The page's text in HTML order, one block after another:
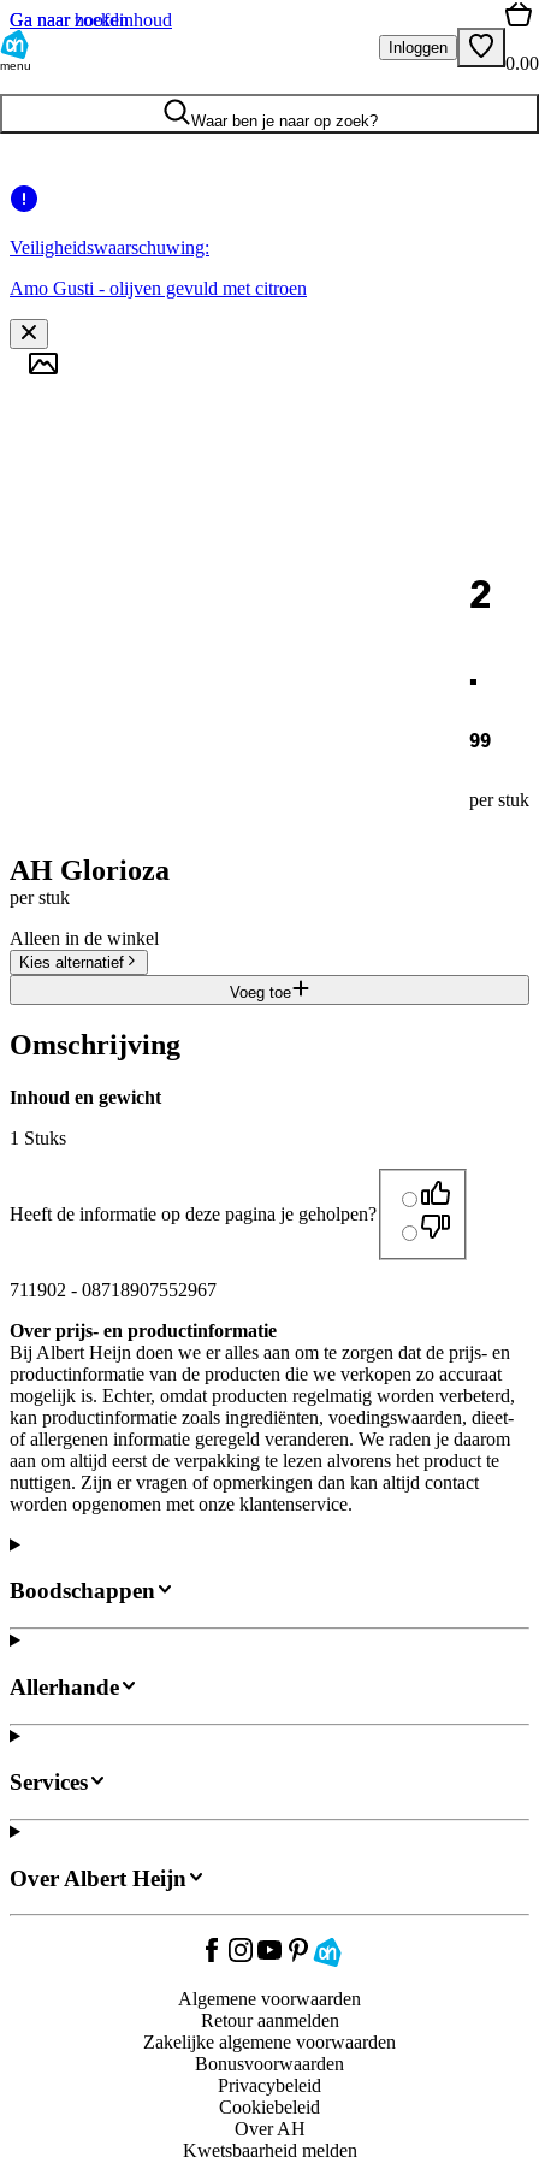
Ga naar hoofdinhoud
Ga naar zoeken
menu
Inloggen
0.00
Waar ben je naar op zoek?
Veiligheidswaarschuwing:
Amo Gusti - olijven gevuld met citroen
2
.
99
per stuk
AH Glorioza
per stuk
Alleen in de winkel
Kies alternatief
Voeg toe
Omschrijving
Inhoud en gewicht
1 Stuks
Heeft de informatie op deze pagina je geholpen?
711902 - 08718907552967
Over prijs- en productinformatie
Bij Albert Heijn doen we er alles aan om te zorgen dat de prijs- en
productinformatie van de producten die we verkopen zo accuraat
mogelijk is. Echter, omdat producten regelmatig worden verbeterd,
kan productinformatie zoals ingrediënten, voedingswaarden, dieet-
of allergenen informatie geregeld veranderen. We raden je daarom
aan om altijd eerst de verpakking te lezen alvorens het product te
nuttigen. Zijn er vragen of opmerkingen dan kan altijd contact
worden opgenomen met onze klantenservice.
Boodschappen
Allerhande
Services
Over Albert Heijn
Algemene voorwaarden
Retour aanmelden
Zakelijke algemene voorwaarden
Bonusvoorwaarden
Privacybeleid
Cookiebeleid
Over AH
Kwetsbaarheid melden